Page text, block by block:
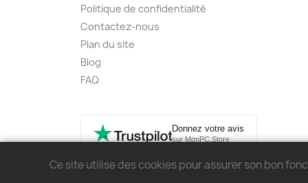
Politique de confidentialité
Contactez-nous
Plan du site
Blog
FAQ
Donnez votre avis
sur MonPC.Store
Ce site utilise des cookies pour assurer son bon